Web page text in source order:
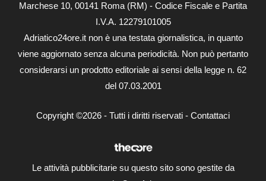
Marchese 10, 00141 Roma (RM) - Codice Fiscale e Partita
I.V.A. 12279101005
Adriatico24ore.it non è una testata giornalistica, in quanto
viene aggiornato senza alcuna periodicità. Non può pertanto
considerarsi un prodotto editoriale ai sensi della legge n. 62
del 07.03.2001
Copyright ©2026 - Tutti i diritti riservati - Contattaci
Le attività pubblicitarie su questo sito sono gestite da